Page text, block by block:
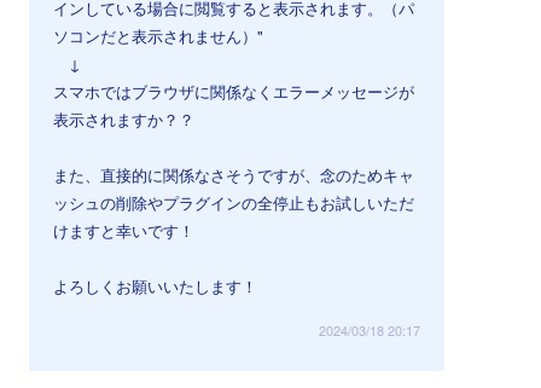
インしている場合に閲覧すると表示されます。（パ
ソコンだと表示されません）"
↓
スマホではブラウザに関係なくエラーメッセージが
表示されますか？？
また、直接的に関係なさそうですが、念のためキャ
ッシュの削除やプラグインの全停止もお試しいただ
けますと幸いです！
よろしくお願いいたします！
2024/03/18 20:17